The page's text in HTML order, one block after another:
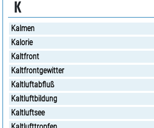
K
Kalmen
Kalorie
Kaltfront
Kaltfrontgewitter
Kaltluftabfluß
Kaltluftbildung
Kaltluftsee